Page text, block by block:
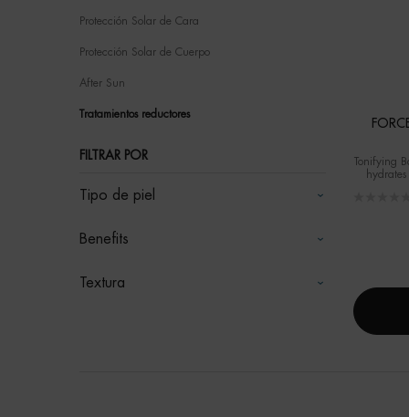
Protección Solar de Cara
Protección Solar de Cuerpo
After Sun
Tratamientos reductores
FILTRAR POR
Tipo de piel
Benefits
Textura
Tonifying